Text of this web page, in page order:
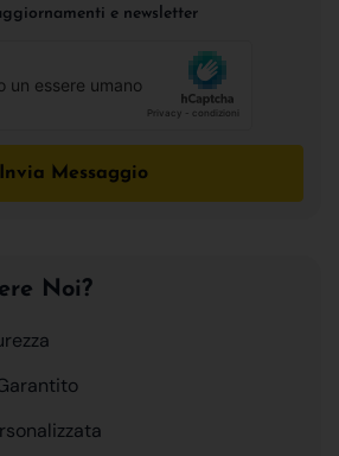
e newsletter
Invia Messaggio
Noi?